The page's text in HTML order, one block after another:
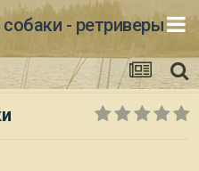
- ретриверы